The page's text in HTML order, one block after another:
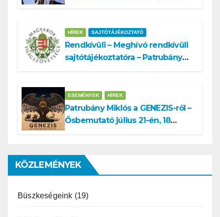
HÍREK SAJTÓTÁJÉKOZTATÓ
Rendkívüli – Meghívó rendkívüli
sajtótájékoztatóra – Patrubány
támadás
ESEMÉNYEK HÍREK
Patrubány Miklós a GENEZIS-ről –
Ősbemutató július 21-én, 18
KÖZLEMÉNYEK
Büszkeségeink (19)